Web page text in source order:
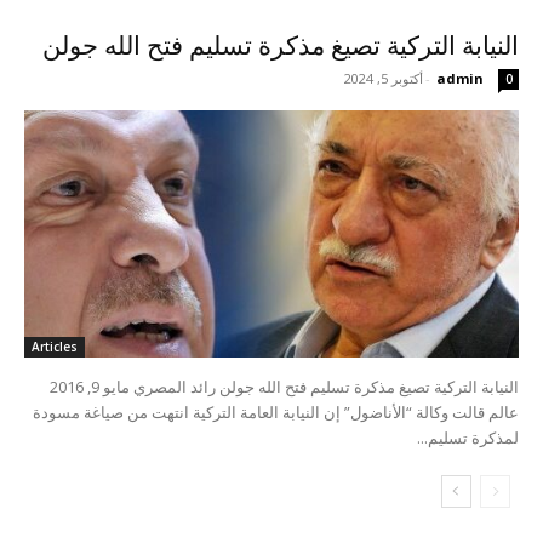
النيابة التركية تصيغ مذكرة تسليم فتح الله جولن
admin
- أكتوبر 5, 2024 0
Articles
النيابة التركية تصيغ مذكرة تسليم فتح الله جولن رائد المصري مايو 9, 2016
عالم قالت وكالة “الأناضول” إن النيابة العامة التركية انتهت من صياغة مسودة
لمذكرة تسليم...